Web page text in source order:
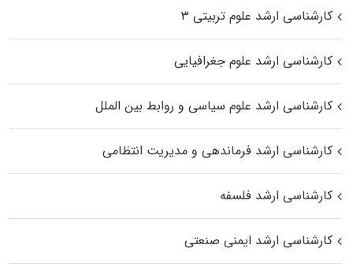
کارشناسی ارشد علوم تربیتی ۳
کارشناسی ارشد علوم جغرافیایی
کارشناسی ارشد علوم سیاسی و روابط بین الملل
کارشناسی ارشد فرماندهی و مدیریت انتظامی
کارشناسی ارشد فلسفه
کارشناسی ارشد ایمنی صنعتی